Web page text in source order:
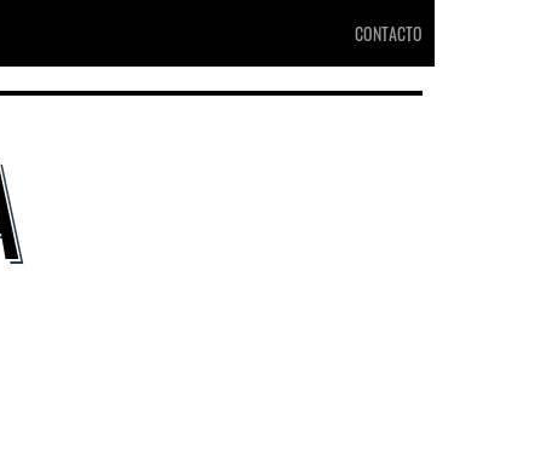
CONTACTO